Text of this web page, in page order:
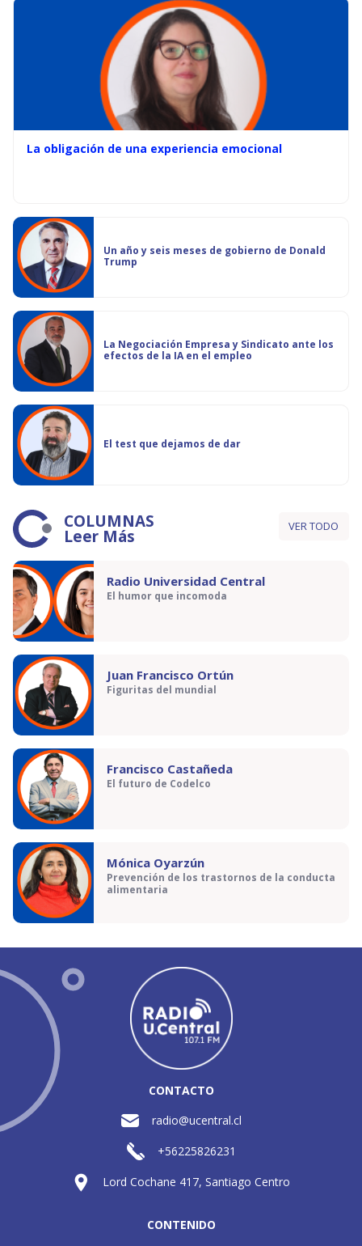
La obligación de una experiencia emocional
Un año y seis meses de gobierno de Donald
Trump
La Negociación Empresa y Sindicato ante los
efectos de la IA en el empleo
El test que dejamos de dar
COLUMNAS
Leer Más VER TODO
Radio Universidad Central
El humor que incomoda
Juan Francisco Ortún
Figuritas del mundial
Francisco Castañeda
El futuro de Codelco
Mónica Oyarzún
Prevención de los trastornos de la conducta
alimentaria
CONTACTO
radio@ucentral.cl
+56225826231
Lord Cochane 417, Santiago Centro
CONTENIDO